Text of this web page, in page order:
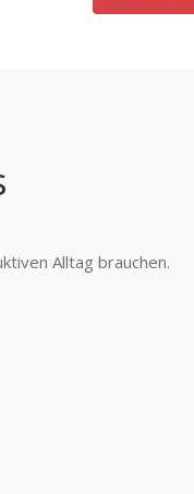
Alltag brauchen.